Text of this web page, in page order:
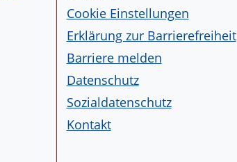
Cookie Einstellungen
Erklärung zur Barrierefreiheit
Barriere melden
Datenschutz
Sozialdatenschutz
Kontakt